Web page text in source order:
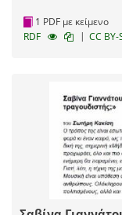
1 PDF με κείμενο
RDF
| CC BY-